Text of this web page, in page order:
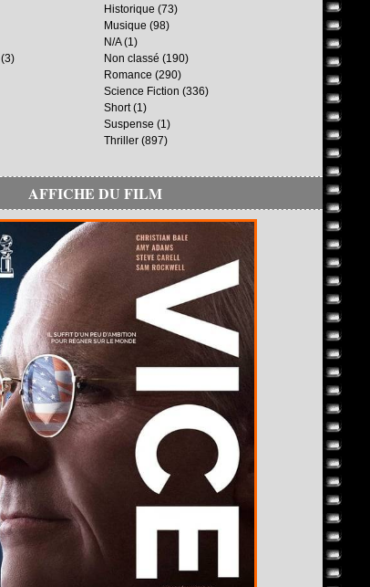
Historique (73)
Musique (98)
N/A(1)
(3) Non classé (190)
Romance (290)
Science Fiction (336)
Short(1)
Suspense (1)
Thriller (897)
AFFICHE DU FILM